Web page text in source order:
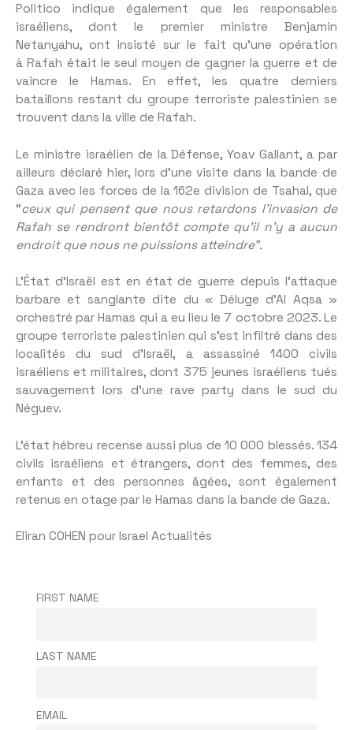
Politico indique également que les responsables
israéliens, dont le premier ministre Benjamin
Netanyahu, ont insisté sur le fait qu’une opération
à Rafah était le seul moyen de gagner la guerre et de
vaincre le Hamas. En effet, les quatre derniers
bataillons restant du groupe terroriste palestinien se
trouvent dans la ville de Rafah.
Le ministre israélien de la Défense, Yoav Gallant, a par
ailleurs déclaré hier, lors d’une visite dans la bande de
Gaza avec les forces de la 162e division de Tsahal, que
“ceux qui pensent que nous retardons l’invasion de
Rafah se rendront bientôt compte qu’il n’y a aucun
endroit que nous ne puissions atteindre”.
L’État d’Israël est en état de guerre depuis l’attaque
barbare et sanglante dite du « Déluge d’Al Aqsa »
orchestré par Hamas qui a eu lieu le 7 octobre 2023. Le
groupe terroriste palestinien qui s’est infiltré dans des
localités du sud d’Israël, a assassiné 1400 civils
israéliens et militaires, dont 375 jeunes israéliens tués
sauvagement lors d’une rave party dans le sud du
Néguev.
L’état hébreu recense aussi plus de 10 000 blessés. 134
civils israéliens et étrangers, dont des femmes, des
enfants et des personnes âgées, sont également
retenus en otage par le Hamas dans la bande de Gaza.
Eliran COHEN pour Israel Actualités
FIRST NAME
LAST NAME
EMAIL